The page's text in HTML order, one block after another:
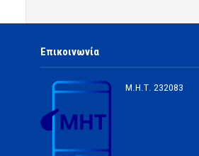
Επικοινωνία
Μ.Η.Τ. 232083